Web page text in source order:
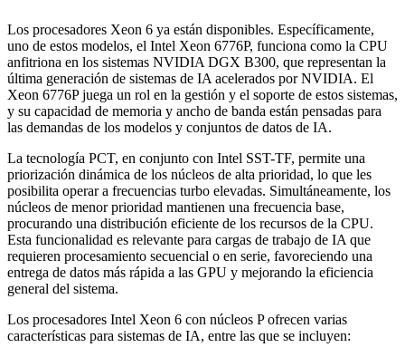
Los procesadores Xeon 6 ya están disponibles. Específicamente,
uno de estos modelos, el Intel Xeon 6776P, funciona como la CPU
anfitriona en los sistemas NVIDIA DGX B300, que representan la
última generación de sistemas de IA acelerados por NVIDIA. El
Xeon 6776P juega un rol en la gestión y el soporte de estos sistemas,
y su capacidad de memoria y ancho de banda están pensadas para
las demandas de los modelos y conjuntos de datos de IA.
La tecnología PCT, en conjunto con Intel SST-TF, permite una
priorización dinámica de los núcleos de alta prioridad, lo que les
posibilita operar a frecuencias turbo elevadas. Simultáneamente, los
núcleos de menor prioridad mantienen una frecuencia base,
procurando una distribución eficiente de los recursos de la CPU.
Esta funcionalidad es relevante para cargas de trabajo de IA que
requieren procesamiento secuencial o en serie, favoreciendo una
entrega de datos más rápida a las GPU y mejorando la eficiencia
general del sistema.
Los procesadores Intel Xeon 6 con núcleos P ofrecen varias
características para sistemas de IA, entre las que se incluyen: